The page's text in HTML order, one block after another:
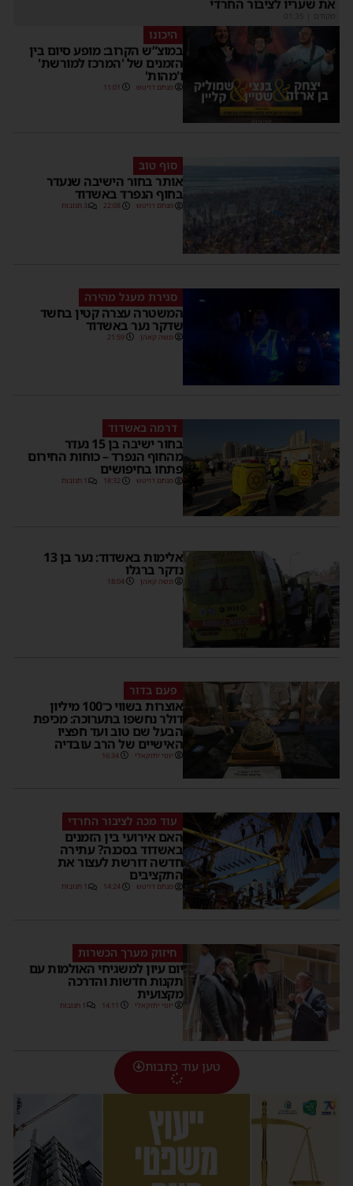
את שעריו לציבור החרדי
מקודם
היכונו
במוצ”ש הקרוב: מופע סיום בין
הזמנים של 'המרכז למורשת'
ו'מהות'
מנחם דויטש 11:01
סוף טוב
אותר בחור הישיבה שנעדר
בחוף הנפרד באשדוד
מנחם דויטש 22:08 3 תגובות
סגירת מעגל מהירה
המשטרה עצרה קטין בחשד
שדקר נער באשדוד
משה קאהן 21:59
דרמה באשדוד
בחור ישיבה בן 15 נעדר
מהחוף הנפרד – כוחות החירום
פתחו בחיפושים
מנחם דויטש 18:32 1 תגובות
אלימות באשדוד: נער בן 13
נדקר ברגלו
משה קאהן 18:04
פעם בדור
אוצרות בשווי כ־100 מיליון
דולר נחשפו בתערוכה: מכיפת
הבעל שם טוב ועד חפציו
האישיים של הרב עובדיה
יוסי יחזקאלי 16:34
עוד מכה לציבור החרדי
האם אירועי בין הזמנים
באשדוד בסכנה? עתירה
חדשה דורשת לעצור את
התקציבים
מנחם דויטש 14:24 1 תגובות
חיזוק מערך הכשרות
יום עיון למשגיחי האולמות עם
תקנות חדשות והדרכה
מקצועית
יוסי יחזקאלי 14:11 1 תגובות
טען עוד כתבות